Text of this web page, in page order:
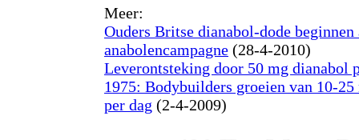
Meer:
Ouders Britse dianabol-dode
anabolencampagne (28-4-2010)
Leverontsteking door 50 mg dianabol
1975: Bodybuilders groeien van 10-
per dag (2-4-2009)